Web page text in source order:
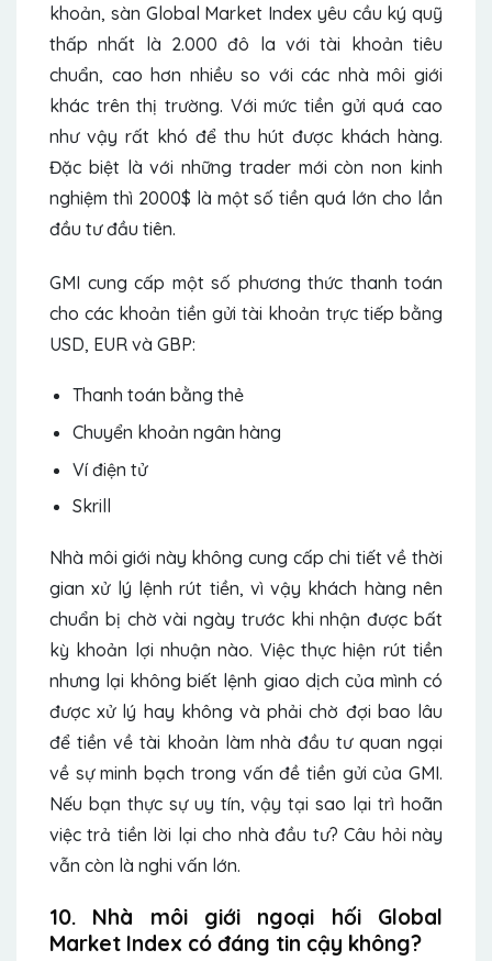
khoản, sàn Global Market Index yêu cầu ký quỹ
thấp nhất là 2.000 đô la với tài khoản tiêu
chuẩn, cao hơn nhiều so với các nhà môi giới
khác trên thị trường. Với mức tiền gửi quá cao
như vậy rất khó để thu hút được khách hàng.
Đặc biệt là với những trader mới còn non kinh
nghiệm thì 2000$ là một số tiền quá lớn cho lần
đầu tư đầu tiên.
GMI cung cấp một số phương thức thanh toán
cho các khoản tiền gửi tài khoản trực tiếp bằng
USD, EUR và GBP:
Thanh toán bằng thẻ
Chuyển khoản ngân hàng
Ví điện tử
Skrill
Nhà môi giới này không cung cấp chi tiết về thời
gian xử lý lệnh rút tiền, vì vậy khách hàng nên
chuẩn bị chờ vài ngày trước khi nhận được bất
kỳ khoản lợi nhuận nào. Việc thực hiện rút tiền
nhưng lại không biết lệnh giao dịch của mình có
được xử lý hay không và phải chờ đợi bao lâu
để tiền về tài khoản làm nhà đầu tư quan ngại
về sự minh bạch trong vấn đề tiền gửi của GMI.
Nếu bạn thực sự uy tín, vậy tại sao lại trì hoãn
việc trả tiền lời lại cho nhà đầu tư? Câu hỏi này
vẫn còn là nghi vấn lớn.
10. Nhà môi giới ngoại hối Global
Market Index có đáng tin cậy không?